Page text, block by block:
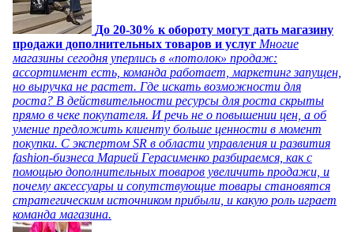
До 20-30% к обороту могут дать магазину
продажи дополнительных товаров и услуг Многие
магазины сегодня уперлись в «потолок» продаж:
ассортимент есть, команда работает, маркетинг запущен,
но выручка не растет. Где искать возможности для
роста? В действительности ресурсы для роста скрыты
прямо в чеке покупателя. И речь не о повышении цен, а об
умение предложить клиенту больше ценности в момент
покупки. С экспертом SR в области управления и развития
fashion-бизнеса Марией Герасименко разбираемся, как с
помощью дополнительных товаров увеличить продажи, и
почему аксессуары и сопутствующие товары становятся
стратегическим источником прибыли, и какую роль играет
команда магазина.